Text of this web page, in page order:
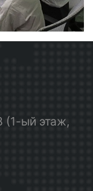
(1-ый этаж,